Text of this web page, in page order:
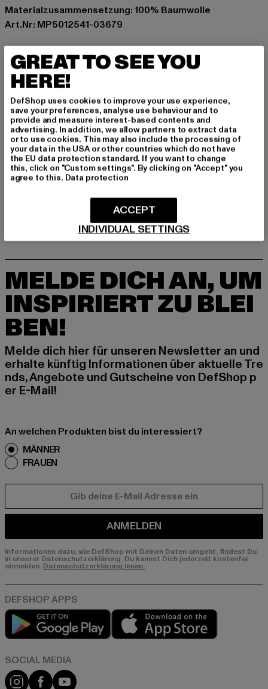
Materialzusammensetzung: 100% Baumwolle
Art.Nr: MP5012541-03679
Hersteller: TB International GmbH |info@tbint.de
Dr.-Robert-Murjahn-Straße 7 | 64372 Ober-Ramstadt |
DE
GRÖSSE & PASSFORM
PFLEGEHINWEISE
LIEFERUNG & RÜCKGABE
MELDE DICH AN, UM
INSPIRIERT ZU BLEI
BEN!
Melde dich hier für unseren Newsletter an und
erhalte künftig Informationen über aktuelle Tre
nds, Angebote und Gutscheine von DefShop p
er E-Mail!
An welchen Produkten bist du interessiert?
MÄNNER
FRAUEN
ANMELDEN
Informationen dazu, wie DefShop mit Deinen Daten umgeht, findest Du
in unserer Datenschutzerklärung. Du kannst Dich jederzeit kostenfei
abmelden. Datenschutzerklärung lesen.
Play market
Instagram
FacebookYouTube
GREAT TO SEE YOU
HERE!
DefShop uses cookies to improve your use experience,
save your preferences, analyse use behaviour and to
provide and measure interest-based contents and
advertising. In addition, we allow partners to extract data
or to use cookies. This may also include the processing of
your data in the USA or other countries which do not have
the EU data protection standard. If you want to change
this, click on "Custom settings". By clicking on "Accept" you
agree to this. Data protection
INDIVIDUAL SETTINGS
ACCEPT